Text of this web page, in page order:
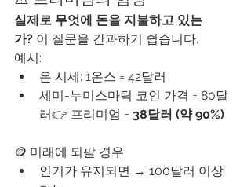
실제로 무엇에 돈을 지불하고 있는
가? 이 질문을 간과하기 쉽습니다.
예시:
은 시세: 1온스 = 42달러
세미-누미스마틱 코인 가격 = 80달
러👉 프리미엄 = 38달러 (약 90%)
🪙 미래에 되팔 경우:
인기가 유지되면 → 100달러 이상